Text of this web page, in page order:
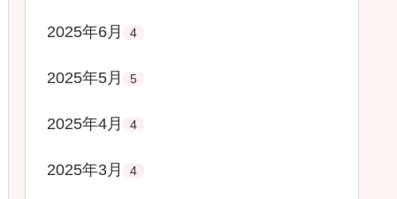
2025年6月 4
2025年5月 5
2025年4月 4
2025年3月 4